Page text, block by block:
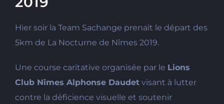
Hier soir la Team Sachange prenait le départ des
5km de La Nocturne de Nîmes 2019.
Une course caritative organisée par le Lions
Club Nîmes Alphonse Daudet visant à lutter
contre la déficience visuelle et soutenir